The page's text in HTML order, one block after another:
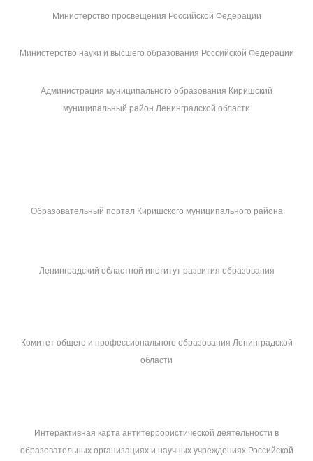
Министерство просвещения Российской Федерации
Министерство науки и высшего образования Российской Федерации
Администрация муниципального образования Киришский
муниципальный район Ленинградской области
Образовательный портал Киришского муниципального района
Ленинградский областной институт развития образования
Комитет общего и профессионального образования Ленинградской
области
Интерактивная карта антитеррористической деятельности в
образовательных организациях и научных учреждениях Российской